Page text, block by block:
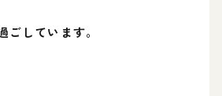
ごしています。